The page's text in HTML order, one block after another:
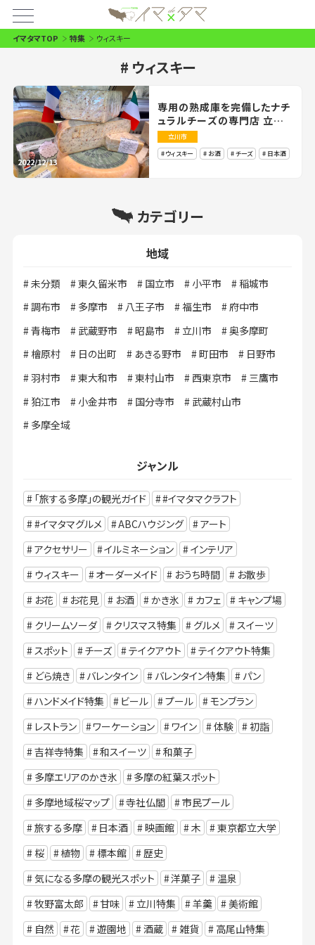
イマタマTOP 特集 ウィスキー
ウィスキー
2022/12/13
専用の熟成庫を完備したナチ
ュラルチーズの専門店 立川
「チーズ王国」のこだわりチー
ズと愉しむ おうち飲み
立川市
ウィスキー
お酒 チーズ 日本酒
カテゴリー
地域
未分類 東久留米市 国立市 小平市
稲城市
調布市
多摩市 八王子市 福生市
府中市
青梅市
武蔵野市 昭島市 立川市
奥多摩町
檜原村
日の出町 あきる野市 町田市
日野市
羽村市
東大和市 東村山市 西東京市
三鷹市
狛江市
小金井市 国分寺市
武蔵村山市
多摩全域
ジャンル
「旅する多摩」の観光ガイド
#イマタマクラフト
#イマタマグルメ
ABCハウジング
アート
アクセサリー
イルミネーション
インテリア
ウィスキー
オーダーメイド おうち時間
お散歩
お花
お花見 お酒 かき氷 カフェ
キャンプ場
クリームソーダ
クリスマス特集 グルメ
スイーツ
スポット
チーズ テイクアウト
テイクアウト特集
どら焼き
バレンタイン バレンタイン特集
パン
ハンドメイド特集
ビール プール
モンブラン
レストラン
ワーケーション ワイン 体験
初詣
吉祥寺特集
和スイーツ
和菓子
多摩エリアのかき氷
多摩の紅葉スポット
多摩地域桜マップ
寺社仏閣
市民プール
旅する多摩
日本酒 映画館 木
東京都立大学
桜
植物 標本館
歴史
気になる多摩の観光スポット
洋菓子
温泉
牧野富太郎
甘味 立川特集 羊羹
美術館
自然
花 遊園地 酒蔵 雑貨 高尾山特集